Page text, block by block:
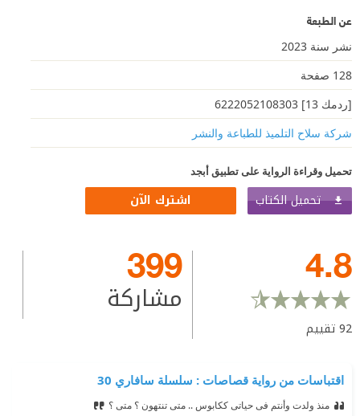
عن الطبعة
نشر سنة 2023
128 صفحة
[ردمك 13] 6222052108303
شركة سلاح التلميذ للطباعة والنشر
تحميل وقراءة الرواية على تطبيق أبجد
تحميل الكتاب اشترك الآن
4.8
92تقييم
399
مشاركة
اقتباسات من رواية قصاصات : سلسلة سافاري 30
منذ ولدت وأنتم فى حياتى ككابوس .. متى تنتهون ؟ متى ؟